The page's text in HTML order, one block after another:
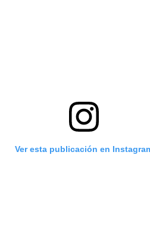
Ver esta publicación en